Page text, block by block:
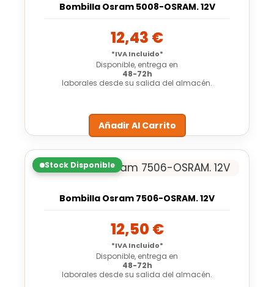
Bombilla Osram 5008-OSRAM. 12V
12,43 €
*IVA Incluido*
Disponible, entrega en
48-72h
laborales desde su salida del almacén.
Añadir Al Carrito
Bombilla Osram 7506-OSRAM. 12V
12,50 €
*IVA Incluido*
Disponible, entrega en
48-72h
laborales desde su salida del almacén.
Stock Disponible